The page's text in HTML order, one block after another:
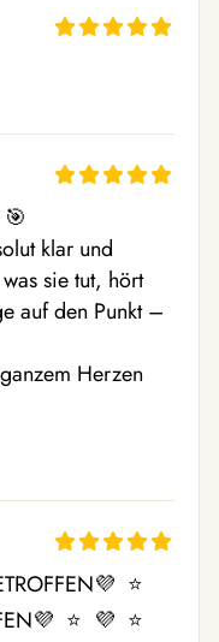
klar und
sie tut, hört
auf den Punkt –
Herzen
⭐
⭐  💜  ⭐